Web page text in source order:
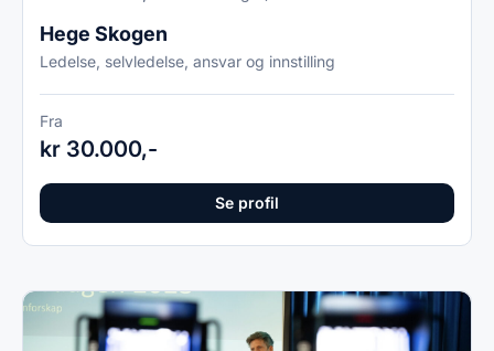
Hege Skogen
Ledelse, selvledelse, ansvar og innstilling
Fra
kr 30.000,-
Se profil